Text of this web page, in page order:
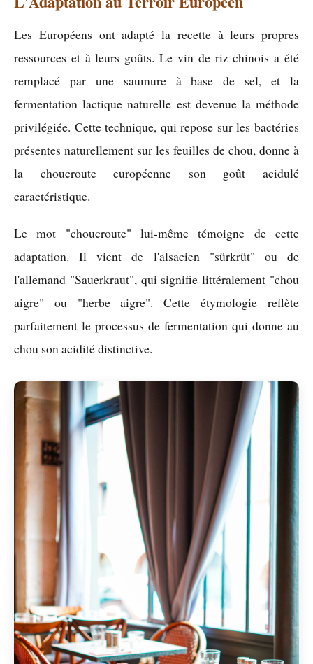
Les Européens ont adapté la recette à leurs propres
ressources et à leurs goûts. Le vin de riz chinois a été
remplacé par une saumure à base de sel, et la
fermentation lactique naturelle est devenue la méthode
privilégiée. Cette technique, qui repose sur les bactéries
présentes naturellement sur les feuilles de chou, donne à
la choucroute européenne son goût acidulé
caractéristique.
Le mot "choucroute" lui-même témoigne de cette
adaptation. Il vient de l'alsacien "sürkrüt" ou de
l'allemand "Sauerkraut", qui signifie littéralement "chou
aigre" ou "herbe aigre". Cette étymologie reflète
parfaitement le processus de fermentation qui donne au
chou son acidité distinctive.